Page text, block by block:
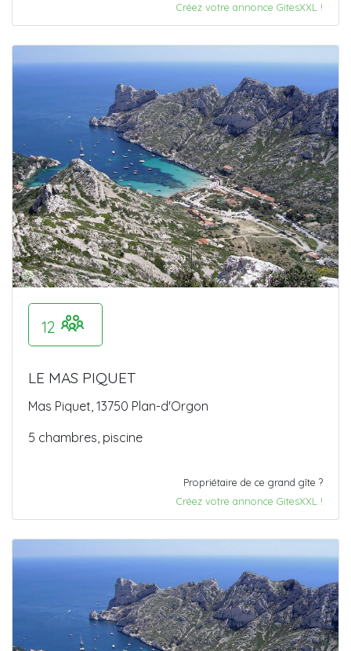
Créez votre annonce GitesXXL !
12
LE MAS PIQUET
Mas Piquet, 13750 Plan-d'Orgon
5 chambres, piscine
Propriétaire de ce grand gîte ?
Créez votre annonce GitesXXL !